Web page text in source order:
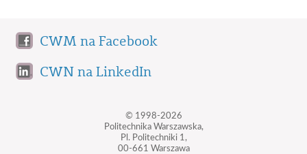
CWM na Facebook
CWN na LinkedIn
© 1998-2026
Politechnika Warszawska,
Pl. Politechniki 1,
00-661 Warszawa